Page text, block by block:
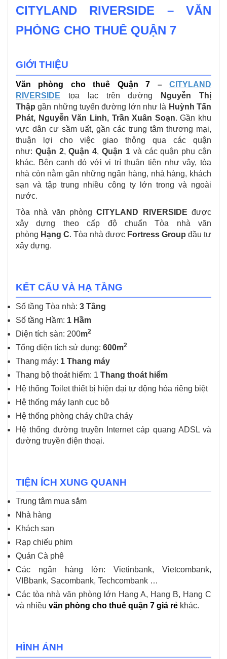
CITYLAND RIVERSIDE – VĂN
PHÒNG CHO THUÊ QUẬN 7
GIỚI THIỆU
Văn phòng cho thuê Quận 7 –CITYLAND
RIVERSIDE tọa lạc trên đường
Nguyễn Thị
Thập gần những tuyến đường lớn như là Huỳnh Tấn
Phát, Nguyễn Văn Linh, Trần Xuân Soạn. Gần khu
vực dân cư sầm uất, gần các trung tâm thương mại,
thuận lợi cho việc giao thông qua các quận
như: Quận 2,Quận 4,Quận 1và các quận phụ cận
khác. Bên cạnh đó với vị trí thuận tiện như vậy, tòa
nhà còn nằm gần những ngân hàng, nhà hàng, khách
sạn và tập trung nhiều công ty lớn trong và ngoài
nước.
Tòa nhà văn phòngCITYLAND RIVERSIDE được
xây dựng theo cấp độ chuẩn Tòa nhà văn
phòng Hạng C. Tòa nhà được Fortress Group đầu tư
xây dựng.
KẾT CẤU VÀ HẠ TẦNG
Số tầng Tòa nhà: 3 Tầng
Số tầng Hầm: 1 Hầm
Diện tích sàn: 200m2
Tổng diện tích sử dụng: 600m2
Thang máy: 1 Thang máy
Thang bộ thoát hiểm: 1 Thang thoát hiểm
Hệ thống Toilet thiết bị hiện đại tự động hóa riêng biệt
Hệ thống máy lạnh cục bộ
Hệ thống phòng cháy chữa cháy
Hệ thống đường truyền Internet cáp quang ADSL và
đường truyền điện thoại.
TIỆN ÍCH XUNG QUANH
Trung tâm mua sắm
Nhà hàng
Khách sạn
Rạp chiếu phim
Quán Cà phê
Các ngân hàng lớn: Vietinbank, Vietcombank,
VIBbank, Sacombank, Techcombank …
Các tòa nhà văn phòng lớn Hạng A, Hạng B, Hạng C
và nhiều văn phòng cho thuê quận 7 giá rẻ khác.
HÌNH ẢNH